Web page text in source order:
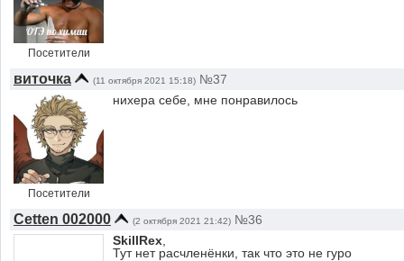
Посетители
виточка (11 октября 2021 15:18) №37
Посетители
нихера себе, мне понравилось
Cetten 002000 (2 октября 2021 21:42) №36
SkillRex
Тут нет расчленёнки, так что это не гуро